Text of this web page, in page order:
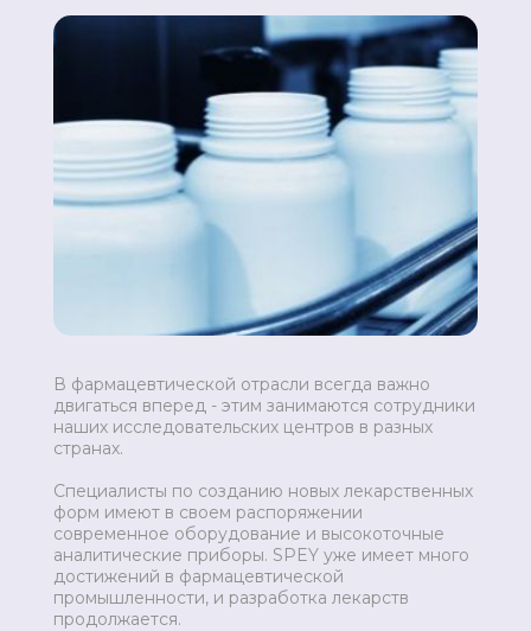
В фармацевтической отрасли всегда важно
двигаться вперед - этим занимаются сотрудники
наших исследовательских центров в разных
странах.
Специалисты по созданию новых лекарственных
форм имеют в своем распоряжении
современное оборудование и высокоточные
аналитические приборы. SPEY уже имеет много
достижений в фармацевтической
промышленности, и разработка лекарств
продолжается.